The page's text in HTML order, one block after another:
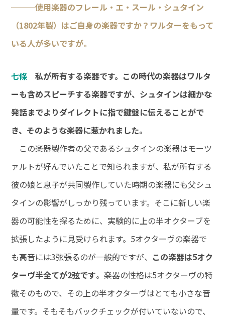
───使用楽器のフレール・エ・スール・シュタイン
（1802年製）はご自身の楽器ですか？ワルターをもって
いる人が多いですが。
七條
私が所有する楽器です。この時代の楽器はワルタ
ーも含めスピーチする楽器ですが、シュタインは細かな
発話までよりダイレクトに指で鍵盤に伝えることがで
き、そのような楽器に惹かれました。
この楽器製作者の父であるシュタインの楽器はモーツ
ァルトが好んでいたことで知られますが、私が所有する
彼の娘と息子が共同製作していた時期の楽器にも父シュ
タインの影響がしっかり残っています。そこに新しい楽
器の可能性を探るために、実験的に上の半オクターブを
拡張したように見受けられます。5オクターヴの楽器で
も高音には3弦張るのが一般的ですが、 この楽器は5オク
ターヴ半全てが2弦です。楽器の性格は5オクターヴの特
徴そのもので、その上の半オクターヴはとても小さな音
量です。そもそもバックチェックが付いていないので、